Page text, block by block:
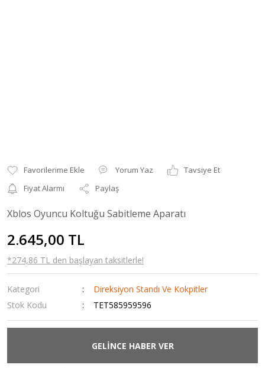
Yorum Yaz
Tavsiye Et
Fiyat Alarmı
Paylaş
Xblos Oyuncu Koltuğu Sabitleme Aparatı
2.645,00 TL
*274,86 TL den başlayan taksitlerle!
Kategori
Direksiyon Standı Ve Kokpitler
Stok Kodu
TET585959596
GELİNCE HABER VER